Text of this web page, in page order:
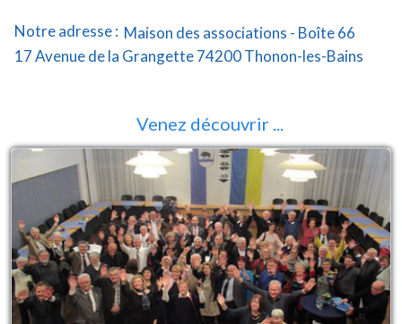
Notre adresse : Maison des associations - Boîte 66
17 Avenue de la Grangette 74200 Thonon-les-Bains
Venez découvrir ...